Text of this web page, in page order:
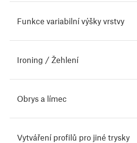
Funkce variabilní výšky vrstvy
Ironing / Žehlení
Obrys a límec
Vytváření profilů pro jiné trysky